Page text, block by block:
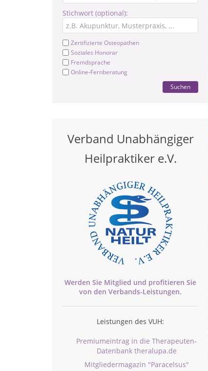
Stichwort (optional):
Zertifizierte Osteopathen
Soziales Honorar
Fremdsprache
Online-Fernberatung
Suchen
Verband Unabhängiger
Heilpraktiker e.V.
Werden Sie Mitglied und profitieren Sie
von den Verbands-Leistungen.
Leistungen des VUH:
Premiumeintrag in die Therapeuten-
Datenbank theralupa.de
Mitgliedermagazin "Paracelsus"